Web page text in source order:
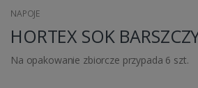
NAPOJE
HORTEX SOK
Na opakowanie zbiorcze przypada 6 szt.